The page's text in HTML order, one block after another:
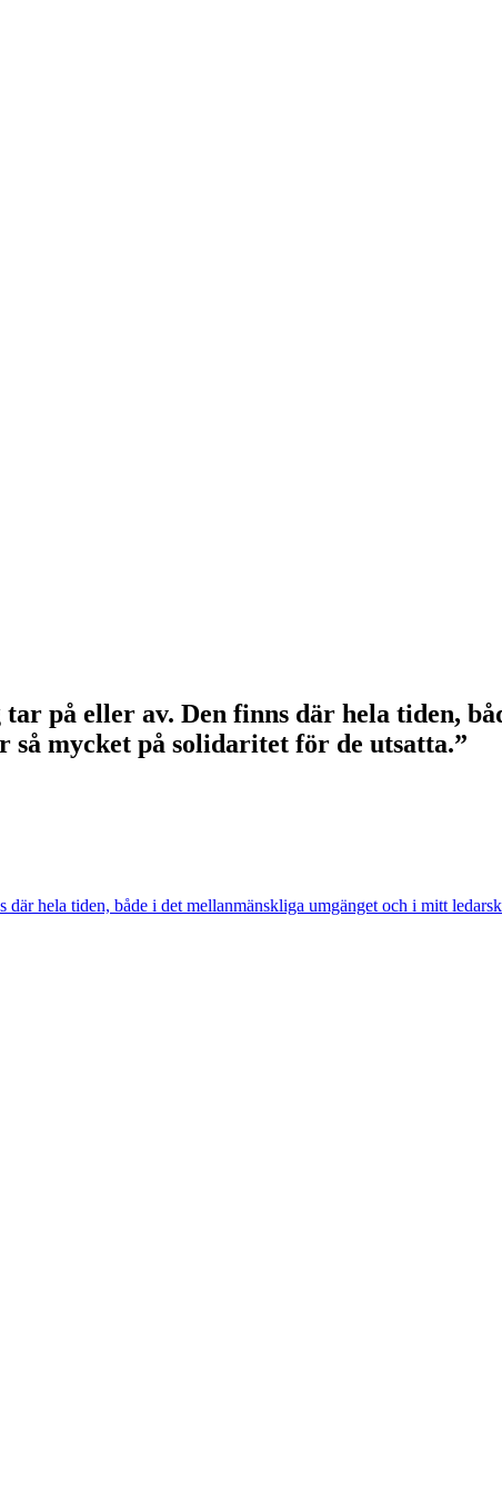
på eller av. Den finns där hela tiden,
mycket på solidaritet för de utsatta.”
hela tiden, både i det mellan­mänskliga umgänget och i mitt